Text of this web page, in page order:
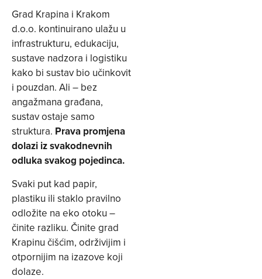
Grad Krapina i Krakom
d.o.o. kontinuirano ulažu u
infrastrukturu, edukaciju,
sustave nadzora i logistiku
kako bi sustav bio učinkovit
i pouzdan. Ali – bez
angažmana građana,
sustav ostaje samo
struktura. Prava promjena
dolazi iz svakodnevnih
odluka svakog pojedinca.
Svaki put kad papir,
plastiku ili staklo pravilno
odložite na eko otoku –
činite razliku. Činite grad
Krapinu čišćim, održivijim i
otpornijim na izazove koji
dolaze.